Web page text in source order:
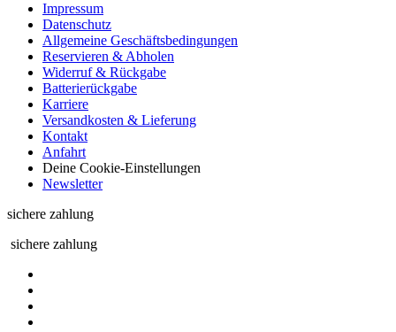
Impressum
Datenschutz
Allgemeine Geschäftsbedingungen
Reservieren & Abholen
Widerruf & Rückgabe
Batterierückgabe
Karriere
Versandkosten & Lieferung
Kontakt
Anfahrt
Deine Cookie-Einstellungen
Newsletter
sichere zahlung
sichere zahlung